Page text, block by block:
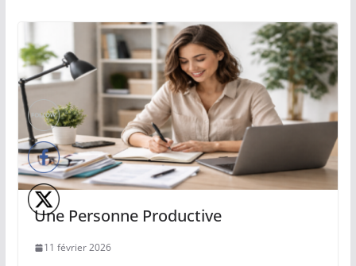
Une Personne Productive
11 février 2026